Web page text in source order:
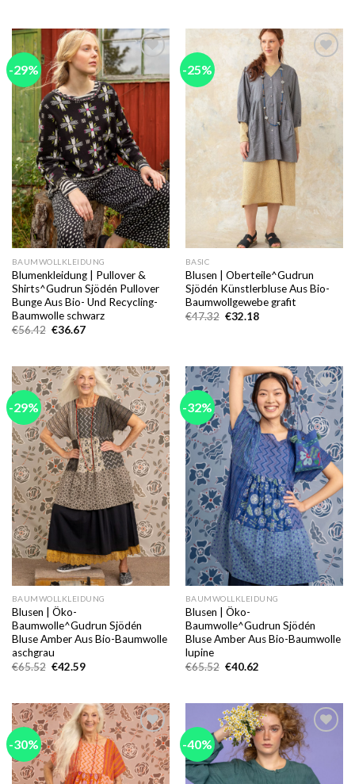
-29%
Add to
wishlist
BAUMWOLLKLEIDUNG
Blumenkleidung | Pullover &
Shirts^Gudrun Sjödén Pullover
Bunge Aus Bio- Und Recycling-
Baumwolle schwarz
€56.42 Ursprünglicher
€36.67Aktueller
-25%
wishlist
BASIC
Blusen | Oberteile^Gudrun
Sjödén Künstlerbluse Aus Bio-
Baumwollgewebe grafit
€47.32 Ursprünglicher
€32.18Aktueller
-29%
Add to
wishlist
BAUMWOLLKLEIDUNG
Blusen | Öko-
Baumwolle^Gudrun Sjödén
Bluse Amber Aus Bio-Baumwolle
aschgrau
€65.52 Ursprünglicher
€42.59Aktueller
-32%
Add to
wishlist
BAUMWOLLKLEIDUNG
Blusen | Öko-
Baumwolle^Gudrun Sjödén
Bluse Amber Aus Bio-Baumwolle
lupine
€65.52 Ursprünglicher
€40.62Aktueller
-30%
Add to
wishlist
-40%
Add to
wishlist